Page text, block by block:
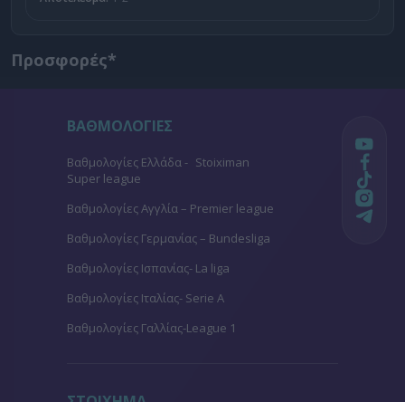
Προσφορές*
ΒΑΘΜΟΛΟΓΙΕΣ
Βαθμολογίες Ελλάδα - Stoiximan
Super league
Βαθμολογίες Aγγλία – Premier league
Βαθμολογίες Γερμανίας – Bundesliga
Βαθμολογίες Ισπανίας- La liga
Βαθμολογίες Ιταλίας- Serie A
Βαθμολογίες Γαλλίας-League 1